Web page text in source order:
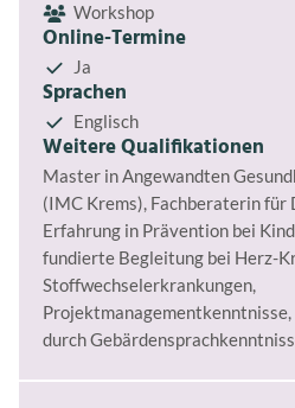
Workshop
Online-Termine
Ja
Sprachen
Englisch
Weitere Qualifikationen
Master in Angewandten
(IMC Krems), Fachberaterin für
Erfahrung in Prävention bei
fundierte Begleitung bei Herz-
Stoffwechselerkrankungen,
durch